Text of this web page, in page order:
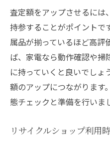
査定額をアップさせるには
持参することがポイントで
属品が揃っているほど高評
ば、家電なら動作確認や
に持っていくと良いでしょ
額のアップにつながります
態チェックと準備を行いま
リサイクルショップ利用